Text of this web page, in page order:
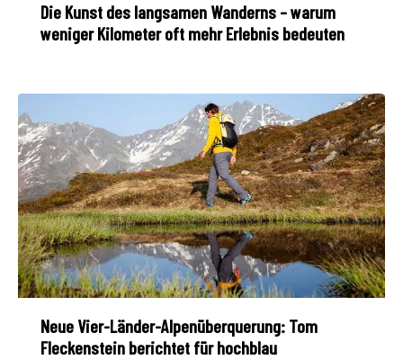
Die Kunst des langsamen Wanderns – warum
weniger Kilometer oft mehr Erlebnis bedeuten
Neue Vier-Länder-Alpenüberquerung: Tom
Fleckenstein berichtet für hochblau